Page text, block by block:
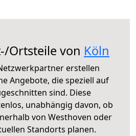
Ortsteile von Köln
erstellen
Angebote, die speziell auf
sind. Diese
unabhängig davon, ob
von Westhoven oder
Standorts planen.